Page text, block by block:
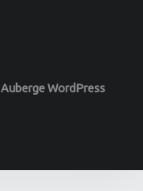
AubergeWordPress